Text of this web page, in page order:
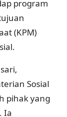
program
(KPM)
Sosial
pihak yang
Ia